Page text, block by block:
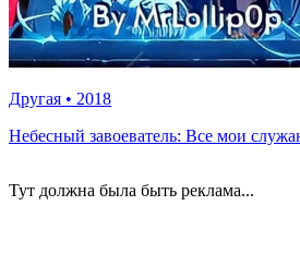
Другая • 2018
Небесный завоеватель: Все мои
Тут должна была быть реклама...